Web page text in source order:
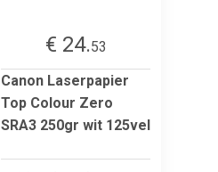
€ 24.53
Canon Laserpapier
Top Colour Zero
SRA3 250gr wit 125vel